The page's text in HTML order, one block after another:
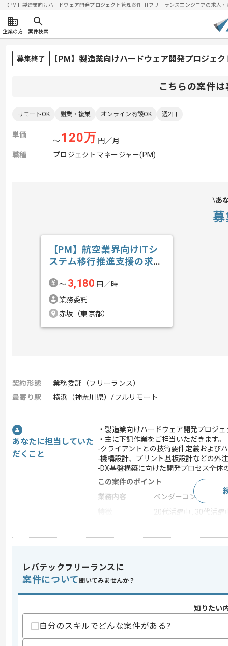
【PM】製造業向けハードウェア開発プロジェクト管理案件| ITフリーランスエンジニアの求人
企業の方 案件検索
募集終了 【PM】製造業向けハードウェア開発プロジェ
こちらの案件
リモートOK 副業・複業 オンライン商談OK 週2日
単価
〜 120万 円／月
職種
プロジェクトマネージャー(PM)
あ
【PM】航空業界向けITシ
ステム移行推進支援の求
〜 3,180 円／時
業務委託
赤坂（東京都）
契約形態
業務委託（フリーランス）
最寄り駅
横浜（神奈川県）/フルリモート
あなたに担当していた
だくこと
・製造業向けハードウェア開発プロジ
・主に下記作業をご担当いただきます。
-クライアントとの技術要件定義および
-機構設計、プリント基板設計などの外
-DX基盤構築に向けた開発プロセス全体
この案件のポイント
業務内容
ベンダーコントロール
20代活躍中 , 30代活躍
スキル
・ハードウェア開発実務経験
・電気設計またはシステム設計の知見
・運動力学ベースのモデル設計経験
・機械学習を用いた研究開発経験
レバテックフリーランスに
案件について 聞いてみませんか？
知りたい
自分のスキルでどんな案件がある?